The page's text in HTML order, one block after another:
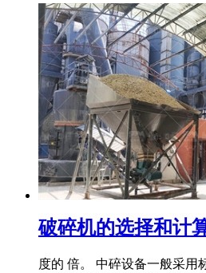
破碎机的选择和计
度的 倍。 中碎设备一般采用